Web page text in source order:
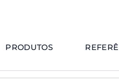
PRODUTOS